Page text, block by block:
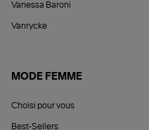
Vanessa Baroni
Vanrycke
MODE FEMME
Choisi pour vous
Best-Sellers